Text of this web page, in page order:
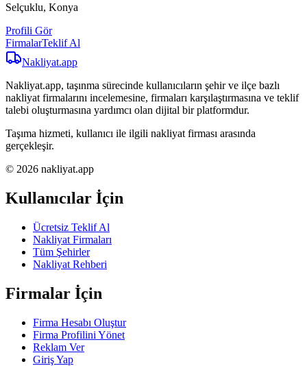
Selçuklu, Konya
Profili Gör
FirmalarTeklif Al
Nakliyat.app
Nakliyat.app, taşınma sürecinde kullanıcıların şehir ve ilçe bazlı
nakliyat firmalarını incelemesine, firmaları karşılaştırmasına ve teklif
talebi oluşturmasına yardımcı olan dijital bir platformdur.
Taşıma hizmeti, kullanıcı ile ilgili nakliyat firması arasında
gerçekleşir.
© 2026 nakliyat.app
Kullanıcılar İçin
Ücretsiz Teklif Al
Nakliyat Firmaları
Tüm Şehirler
Nakliyat Rehberi
Firmalar İçin
Firma Hesabı Oluştur
Firma Profilini Yönet
Reklam Ver
Giriş Yap